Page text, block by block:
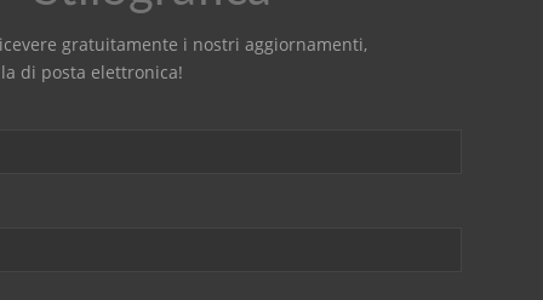
gratuitamente i nostri aggiornamenti,
di posta elettronica!